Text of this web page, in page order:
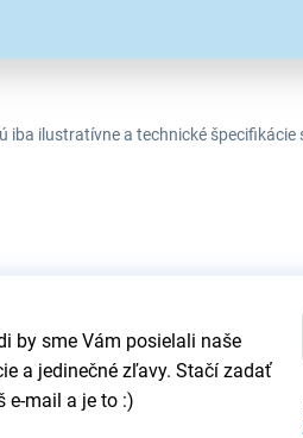
iba ilustratívne a technické
by sme Vám posielali naše
a jedinečné zľavy. Stačí zadať
e-mail a je to :)